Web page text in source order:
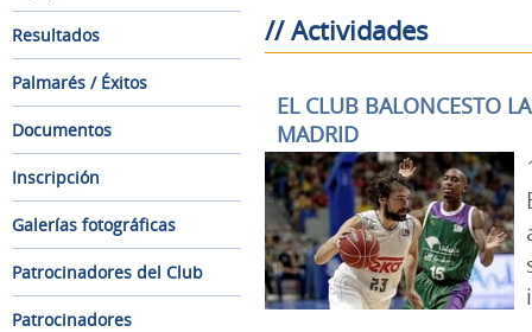
Resultados
Palmarés / Éxitos
Documentos
Inscripción
Galerías fotográficas
Patrocinadores del Club
Patrocinadores
// Actividades
EL CLUB BALONCESTO
MADRID